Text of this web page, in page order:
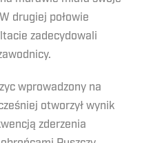
drugiej połowie
zadecydowali
wprowadzony na
otworzył wynik
zderzenia